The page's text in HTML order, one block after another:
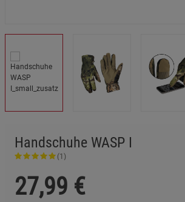
Handschuhe WASP I
(1)
27,99 €